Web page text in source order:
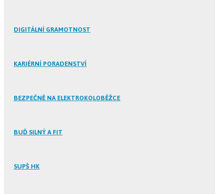
DIGITÁLNÍ GRAMOTNOST
KARIÉRNÍ PORADENSTVÍ
BEZPEČNĚ NA ELEKTROKOLOBĚŽCE
BUĎ SILNÝ A FIT
SUPŠ HK